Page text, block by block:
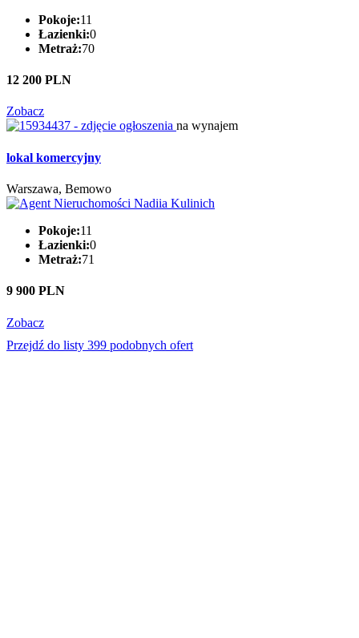
Pokoje:11
Łazienki:0
Metraż:70
12 200 PLN
Zobacz
na wynajem
lokal komercyjny
Warszawa, Bemowo
Pokoje:11
Łazienki:0
Metraż:71
9 900 PLN
Zobacz
Przejdź do listy 399 podobnych ofert